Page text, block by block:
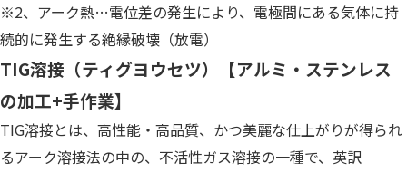
※2、アーク熱…電位差の発生により、電極間にある気体に持
続的に発生する絶縁破壊（放電）
TIG溶接（ティグヨウセツ）【アルミ・ステンレス
の加工+手作業】
TIG溶接とは、高性能・高品質、かつ美麗な仕上がりが得られ
るアーク溶接法の中の、不活性ガス溶接の一種で、英訳